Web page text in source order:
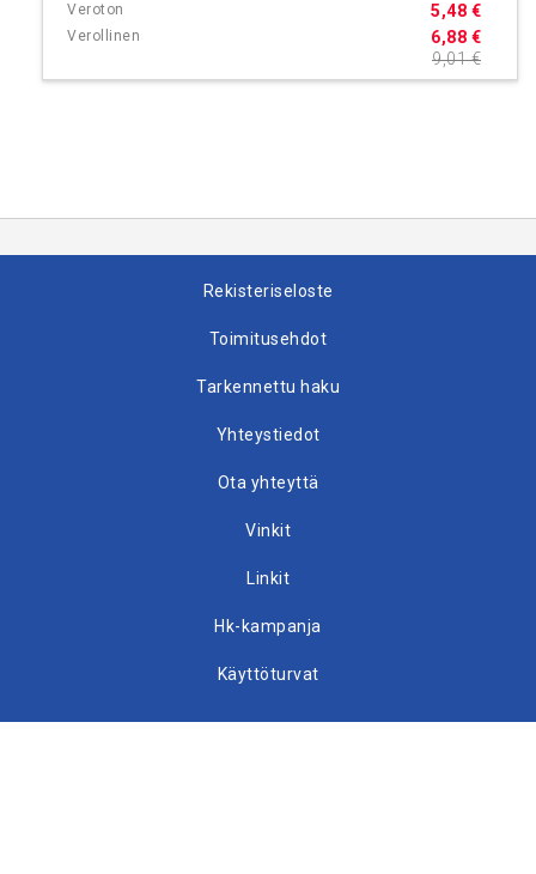
6,88 €
5,48 €
9,01 €
Rekisteriseloste
Toimitusehdot
Tarkennettu haku
Yhteystiedot
Ota yhteyttä
Vinkit
Linkit
Hk-kampanja
Käyttöturvat